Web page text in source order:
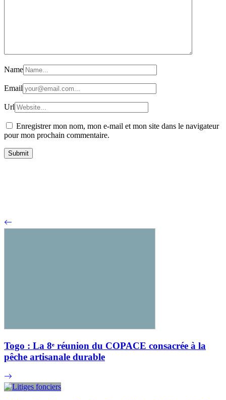
Name
Email
Url
Enregistrer mon nom, mon e-mail et mon site dans le navigateur
pour mon prochain commentaire.
Togo : La 8ᵉ réunion du COPACE consacrée à la
pêche artisanale durable